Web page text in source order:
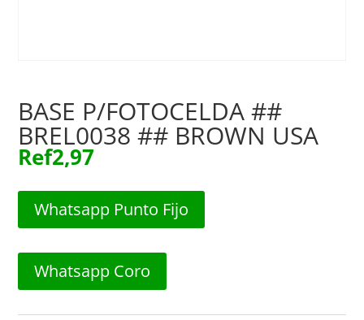
BASE P/FOTOCELDA ##
BREL0038 ## BROWN USA
Ref2,97
Whatsapp Punto Fijo
Whatsapp Coro